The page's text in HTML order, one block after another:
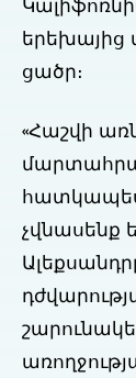
երեխայից
ցածր։
«Հաշվի
հատկապես
չվնասենք